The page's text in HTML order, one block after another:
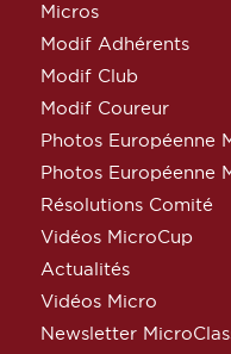
Micros
Modif Adhérents
Modif Club
Modif Coureur
Photos Européenne
Photos Européenne
Résolutions Comité
Vidéos MicroCup
Actualités
Vidéos Micro
Newsletter